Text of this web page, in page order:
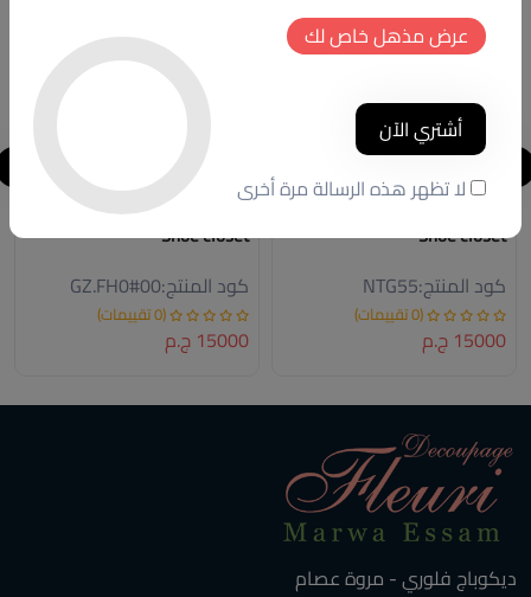
Shoe closet
كود المنتج:NTG55
(0 تقييمات)
15000 ج.م
Shoe closet
كود المنتج:GZ.FH0#00
(0 تقييمات)
15000 ج.م
ديكوباج فلوري - مروة عصام
عرض مذهل خاص لك
أشتري الآن
لا تظهر هذه الرسالة مرة أخرى